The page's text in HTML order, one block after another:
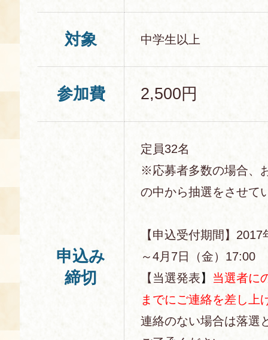
対象 中学生以上
参加費 2,500円
申込み
締切
定員32名
※応募者多数の場合、
の中から抽選をさせて
【申込受付期間】
～4月7日（金）17:00
【当選発表】 当選者に
までにご連絡を差し上
連絡のない場合は落選